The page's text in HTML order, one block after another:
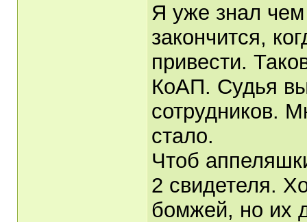
Я уже знал чем
закончится,
привести.
КоАП. Судья
сотрудников.
стало.
Чтоб
2 свидетеля.
бомжей, но их